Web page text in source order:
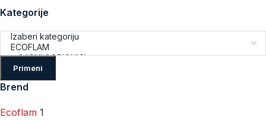
Kategorije
Primeni
Brend
Ecoflam 1